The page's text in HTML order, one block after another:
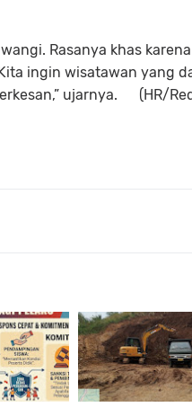
Rasanya khas
ingin wisatawan yang
ujarnya. (HR/